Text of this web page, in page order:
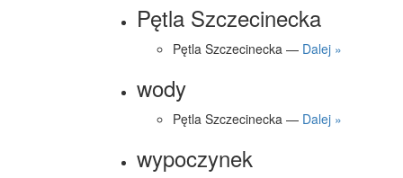
Pętla Szczecinecka
Pętla Szczecinecka — Dalej »
wody
Pętla Szczecinecka — Dalej »
wypoczynek